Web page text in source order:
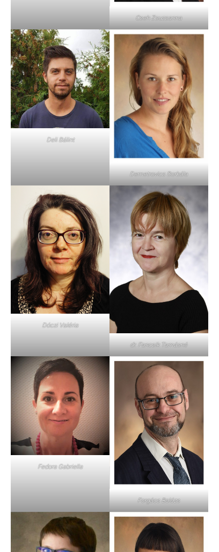
Cseh Zsuzsanna
Deli Bálint
Demetrovics Borbála
Dóczi Valéria
dr. Fancsik Tamásné
Fedora Gabriella
Forgács Balázs